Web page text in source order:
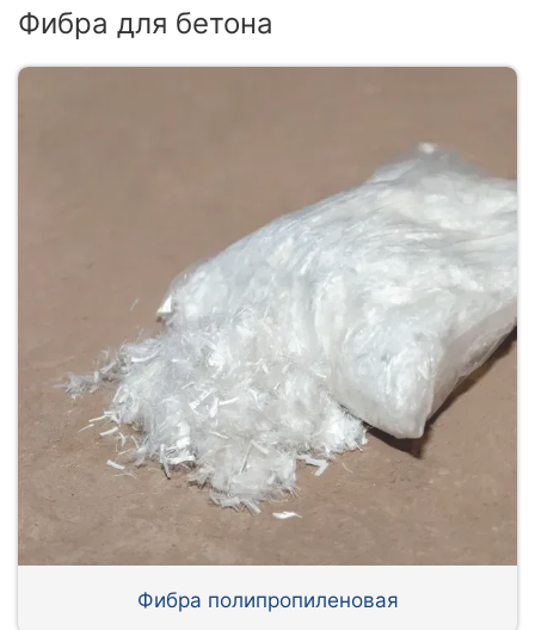
Фибра для бетона
Фибра полипропиленовая